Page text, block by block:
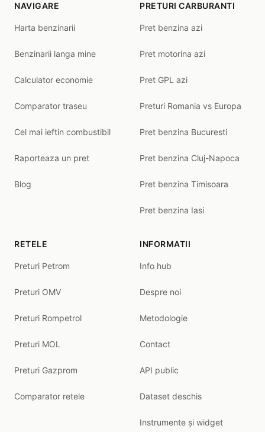
NAVIGARE
Harta benzinarii
Benzinarii langa mine
Calculator economie
Comparator traseu
Cel mai ieftin combustibil
Raporteaza un pret
Blog
PRETURI CARBURANTI
Pret benzina azi
Pret motorina azi
Pret GPL azi
Preturi Romania vs Europa
Pret benzina Bucuresti
Pret benzina Cluj-Napoca
Pret benzina Timisoara
Pret benzina Iasi
RETELE
Preturi Petrom
Preturi OMV
Preturi Rompetrol
Preturi MOL
Preturi Gazprom
Comparator retele
INFORMATII
Info hub
Despre noi
Metodologie
Contact
API public
Dataset deschis
Instrumente și widget